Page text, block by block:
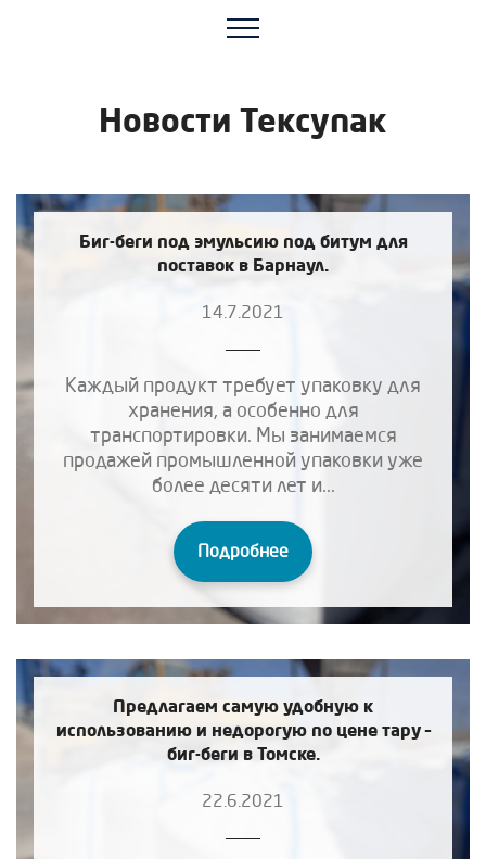
Новости Тексупак
Биг-беги под эмульсию под битум для
поставок в Барнаул.
14.7.2021
Каждый продукт требует упаковку для
хранения, а особенно для
транспортировки. Мы занимаемся
продажей промышленной упаковки уже
более десяти лет и...
Подробнее
Предлагаем самую удобную к
использованию и недорогую по цене тару –
биг-беги в Томске.
22.6.2021